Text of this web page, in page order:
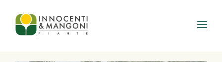
Skip to main content